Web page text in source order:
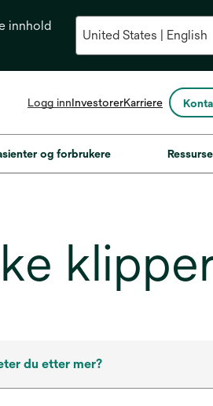
innhold
Logg innInvestoreropens
a
Karriere
og forbrukere
du etter mer?